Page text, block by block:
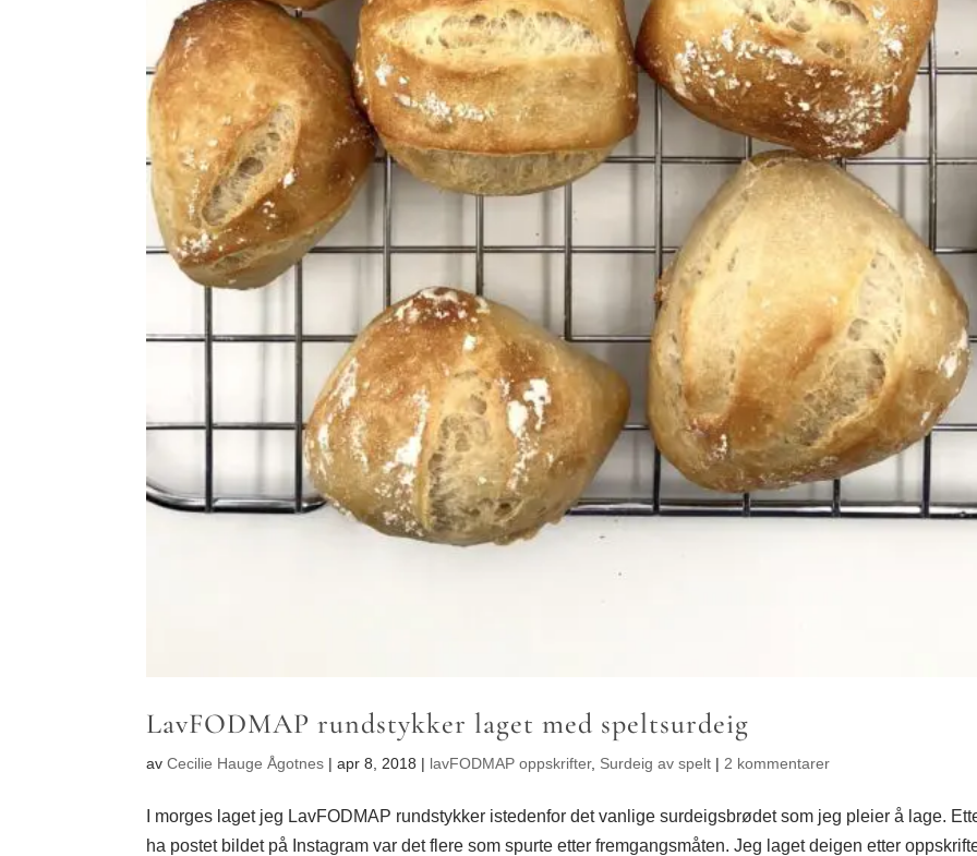
LavFODMAP rundstykker laget med speltsurdeig
avCecilie Hauge Ågotnes |apr 8, 2018 | lavFODMAP oppskrifter, Surdeig av spelt | 2 kommentarer
I morges laget jeg LavFODMAP rundstykker istedenfor det vanlige surdeigsbrødet som jeg pleier å lage.
ha postet bildet på Instagram var det flere som spurte etter fremgangsmåten. Jeg laget deigen etter